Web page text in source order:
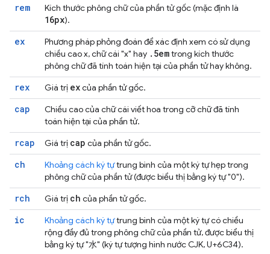
rem Kích thước phông chữ của phần tử gốc (mặc định là
16px).
ex
Phương pháp phỏng đoán để xác định xem có sử dụng
chiều cao x, chữ cái "x" hay . 5emtrong kích thước
phông chữ đã tính toán hiện tại của phần tử hay không.
rex Giá trị excủa phần tử gốc.
cap
Chiều cao của chữ cái viết hoa trong cỡ chữ đã tính
toán hiện tại của phần tử.
rcap Giá trị cap của phần tử gốc.
ch Khoảng cách ký tựtrung bình của một ký tự hẹp trong
phông chữ của phần tử (được biểu thị bằng ký tự "0").
rch Giá trị ch của phần tử gốc.
ic Khoảng cách ký tựtrung bình của một ký tự có chiều
rộng đầy đủ trong phông chữ của phần tử, được biểu thị
bằng ký tự "水" (ký tự tượng hình nước CJK, U+6C34).